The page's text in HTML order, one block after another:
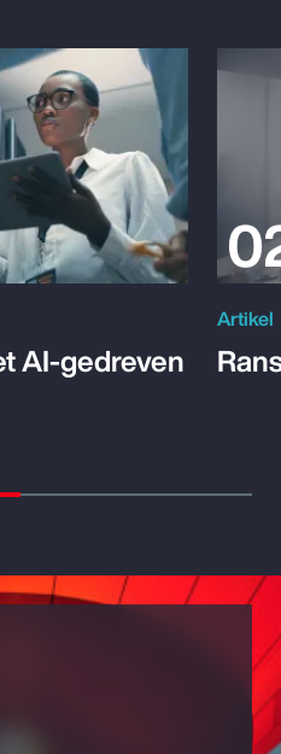
AI-gedreven
Artikel